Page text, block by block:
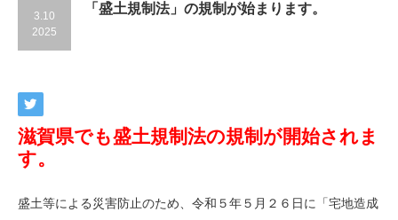
3.10
2025
「盛土規制法」の規制が始まります。
滋賀県でも盛土規制法の規制が開始されま
す。
盛土等による災害防止のため、令和５年５月２６日に「宅地造成